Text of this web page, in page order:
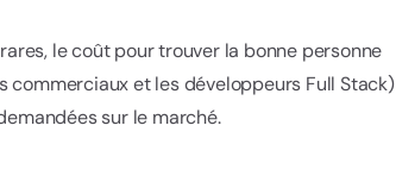
le coût pour trouver la bonne personne
commerciaux et les développeurs Full Stack)
sur le marché.